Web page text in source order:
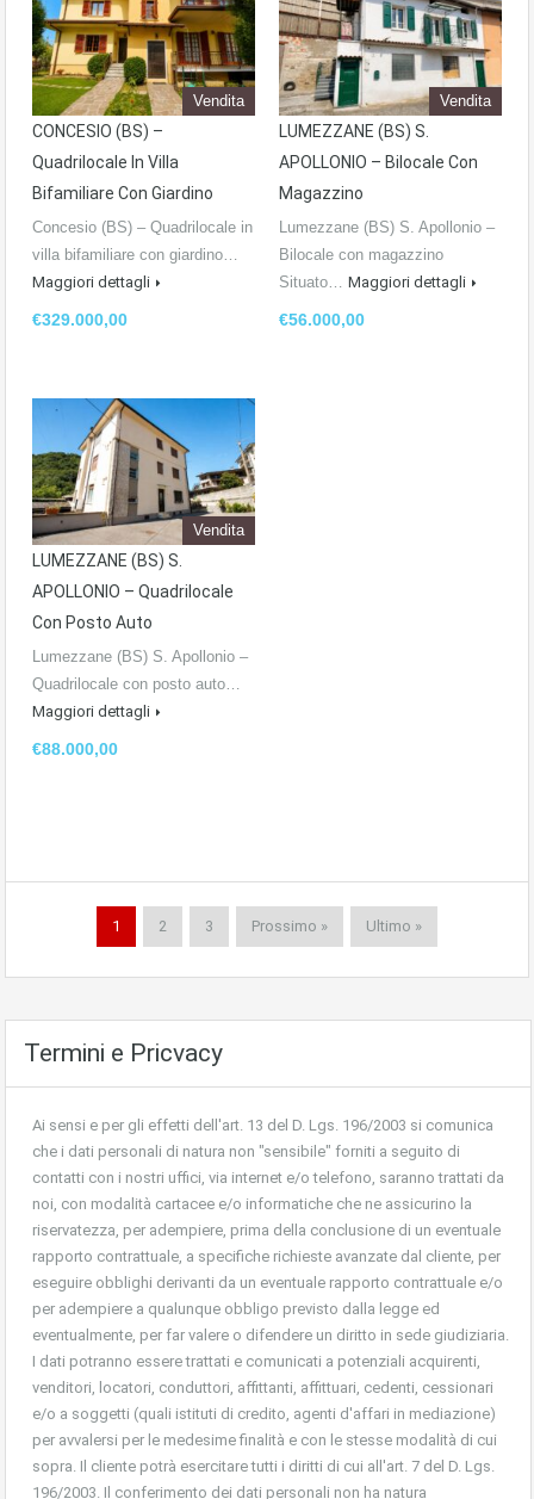
Vendita
CONCESIO (BS) –
Quadrilocale In Villa
Bifamiliare Con Giardino
Concesio (BS) – Quadrilocale in
villa bifamiliare con giardino…
Maggiori dettagli
€329.000,00
Vendita
LUMEZZANE (BS) S.
APOLLONIO – Bilocale Con
Magazzino
Lumezzane (BS) S. Apollonio –
Bilocale con magazzino
Situato… Maggiori dettagli
€56.000,00
Vendita
LUMEZZANE (BS) S.
APOLLONIO – Quadrilocale
Con Posto Auto
Lumezzane (BS) S. Apollonio –
Quadrilocale con posto auto…
Maggiori dettagli
€88.000,00
1 2 3 Prossimo » Ultimo »
Termini e Pricvacy
Ai sensi e per gli effetti dell'art. 13 del D. Lgs. 196/2003 si comunica
che i dati personali di natura non "sensibile" forniti a seguito di
contatti con i nostri uffici, via internet e/o telefono, saranno trattati da
noi, con modalità cartacee e/o informatiche che ne assicurino la
riservatezza, per adempiere, prima della conclusione di un eventuale
rapporto contrattuale, a specifiche richieste avanzate dal cliente, per
eseguire obblighi derivanti da un eventuale rapporto contrattuale e/o
per adempiere a qualunque obbligo previsto dalla legge ed
eventualmente, per far valere o difendere un diritto in sede giudiziaria.
I dati potranno essere trattati e comunicati a potenziali acquirenti,
venditori, locatori, conduttori, affittanti, affittuari, cedenti, cessionari
e/o a soggetti (quali istituti di credito, agenti d'affari in mediazione)
per avvalersi per le medesime finalità e con le stesse modalità di cui
sopra. Il cliente potrà esercitare tutti i diritti di cui all'art. 7 del D. Lgs.
196/2003. Il conferimento dei dati personali non ha natura